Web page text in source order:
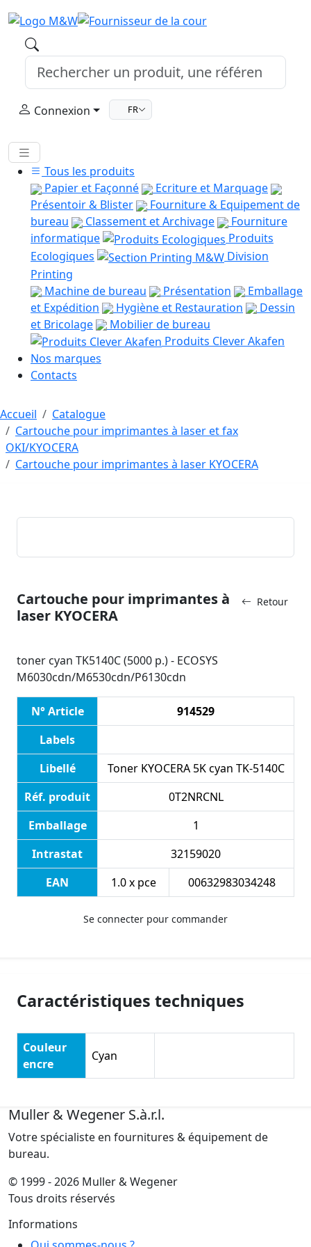
Connexion FR
Tous les produits
Papier et Façonné
Ecriture et Marquage
Présentoir & Blister
Fourniture & Equipement de
bureau
Classement et Archivage
Fourniture
informatique
Produits
Ecologiques
Division
Printing
Machine de bureau
Présentation
Emballage
et Expédition
Hygiène et Restauration
Dessin
et Bricolage
Mobilier de bureau
Produits Clever Akafen
Nos marques
Contacts
Accueil
Catalogue
Cartouche pour imprimantes à laser et fax
OKI/KYOCERA
Cartouche pour imprimantes à laser KYOCERA
Retour
Cartouche pour imprimantes à
laser KYOCERA
toner cyan TK5140C (5000 p.) - ECOSYS
M6030cdn/M6530cdn/P6130cdn
N° Article
914529
Labels
Libellé
Toner KYOCERA 5K cyan TK-5140C
Réf. produit
0T2NRCNL
Emballage
1
Intrastat
32159020
EAN
1.0 x pce 00632983034248
Se connecter pour commander
Caractéristiques techniques
Couleur
encre
Cyan
Muller & Wegener S.à.r.l.
Votre spécialiste en fournitures & équipement de
bureau.
© 1999 - 2026 Muller & Wegener
Tous droits réservés
Informations